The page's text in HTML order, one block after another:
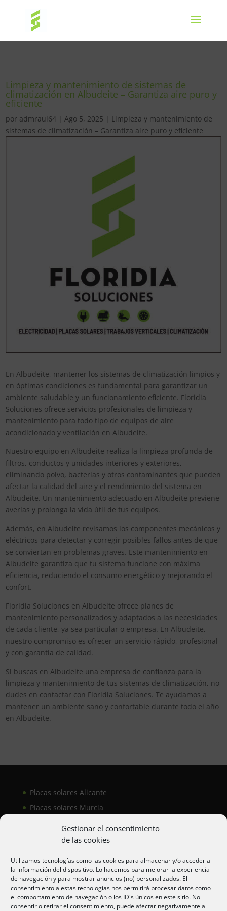
Gestionar el consentimiento
de las cookies
Utilizamos tecnologías como las cookies para almacenar y/o acceder a
la información del dispositivo. Lo hacemos para mejorar la experiencia
de navegación y para mostrar anuncios (no) personalizados. El
consentimiento a estas tecnologías nos permitirá procesar datos como
el comportamiento de navegación o los ID's únicos en este sitio. No
consentir o retirar el consentimiento, puede afectar negativamente a
Limpieza y mantenimiento de sistemas de
climatización en Albudeite – Garantiza aire puro y
eficiente
por admraul64 |Ago 5, 2025 | Limpieza y mantenimiento de
sistemas de climatización – Garantiza aire puro y eficiente
En Albudeite, mantener los sistemas de climatización limpios y
en óptimas condiciones es fundamental para garantizar un
ambiente saludable y un funcionamiento eficiente. Floridia
Soluciones ofrece servicios profesionales de limpieza y
mantenimiento para todo tipo de equipos de aire
acondicionado y ventilación en Albudeite.
Nuestro equipo en Albudeite realiza la limpieza profunda de
filtros, conductos y unidades interiores y exteriores,
eliminando polvo, bacterias y otros contaminantes que pueden
afectar la calidad del aire y el rendimiento del sistema en
Albudeite. Un mantenimiento adecuado en Albudeite previene
averías y prolonga la vida útil de tus equipos.
Además, en Albudeite revisamos los componentes mecánicos y
eléctricos para detectar y corregir posibles fallos antes de que
se conviertan en problemas graves. Este mantenimiento en
Albudeite garantiza que tu sistema funcione con máxima
eficiencia, reduciendo el consumo energético y mejorando el
confort.
Floridia Soluciones en Albudeite ofrece planes de
mantenimiento personalizados y adaptados a las necesidades
de cada cliente, ya sea particular o empresa. En Albudeite,
nuestro compromiso es ofrecer un servicio rápido, profesional
y con garantía de calidad.
Si buscas en Albudeite una empresa de confianza para la
limpieza y mantenimiento de tus sistemas de climatización, no
dudes en contactar con Floridia Soluciones. Te ayudamos a
mantener un ambiente sano y confortable durante todo el año
en Albudeite.
Placas solares Alicante
Placas solares Murcia
Aire acondicionado Alicante
Aire acondicionador Murcia
Aire acondicionado San Juan